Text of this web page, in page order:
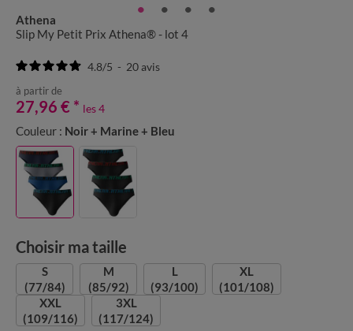
Athena
Slip My Petit Prix Athena® - lot 4
4.8/5 - 20avis
à partir de
27,96 € * les 4
Couleur : Noir + Marine + Bleu
Choisir ma taille
S
(77/84)
M
(85/92)
L
(93/100)
XL
(101/108)
XXL
(109/116)
3XL
(117/124)